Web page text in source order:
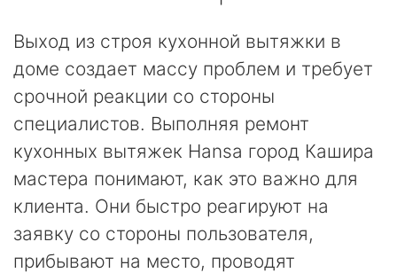
Выход из строя кухонной вытяжки в
доме создает массу проблем и требует
срочной реакции со стороны
специалистов. Выполняя ремонт
кухонных вытяжек Hansa город Кашира
мастера понимают, как это важно для
клиента. Они быстро реагируют на
заявку со стороны пользователя,
прибывают на место, проводят